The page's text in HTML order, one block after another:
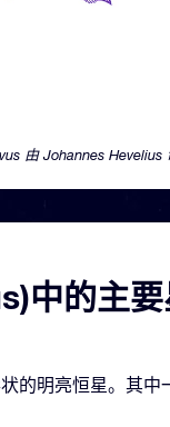
由 Johannes
中的主
的明亮恒星。其中